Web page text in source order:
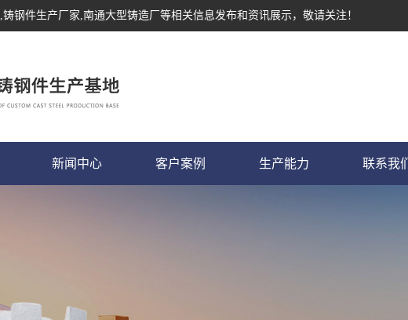
,铸钢件生产厂家,南通大型铸造厂等相关信息发布和资讯展示，敬请关注！
新闻中心 客户案例 生产能力 联系我们